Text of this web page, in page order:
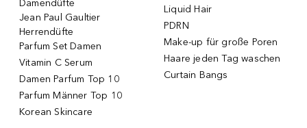
Damendüfte
Jean Paul Gaultier
Herrendüfte
Parfum Set Damen
Vitamin C Serum
Damen Parfum Top 10
Parfum Männer Top 10
Korean Skincare
Liquid Hair
PDRN
Make-up für große Poren
Haare jeden Tag waschen
Curtain Bangs